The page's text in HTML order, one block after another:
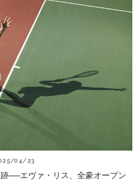
04/23
──エヴァ・リス、全豪オープン